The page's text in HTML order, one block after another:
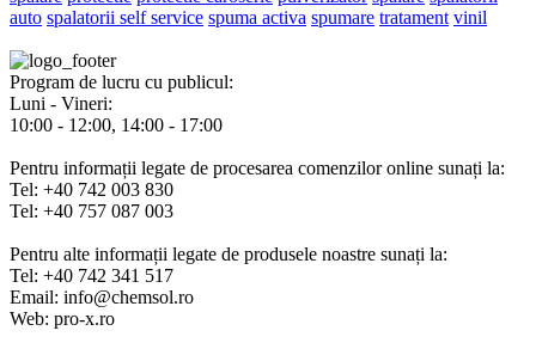
auto spalatorii self service spuma activa spumare tratament vinil
Program de lucru cu publicul:
Luni - Vineri:
10:00 - 12:00, 14:00 - 17:00
Pentru informații legate de procesarea comenzilor online sunați la:
Tel: +40 742 003 830
Tel: +40 757 087 003
Pentru alte informații legate de produsele noastre sunați la:
Tel: +40 742 341 517
Email: info@chemsol.ro
Web: pro-x.ro